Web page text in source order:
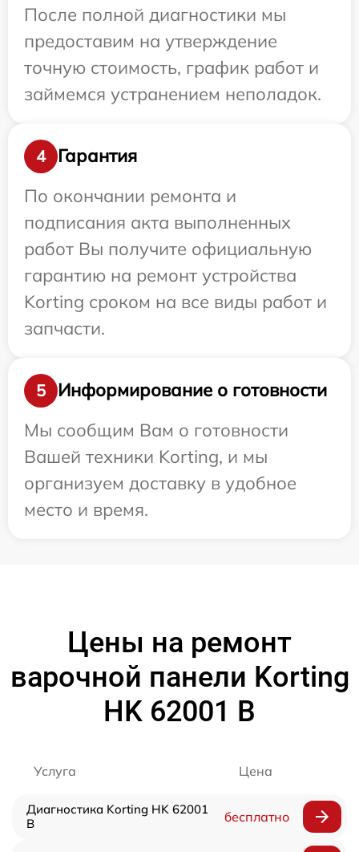
После полной диагностики мы
предоставим на утверждение
точную стоимость, график работ и
займемся устранением неполадок.
4
Гарантия
По окончании ремонта и
подписания акта выполненных
работ Вы получите официальную
гарантию на ремонт устройства
Korting сроком на все виды работ и
запчасти.
5
Информирование о готовности
Мы сообщим Вам о готовности
Вашей техники Korting, и мы
организуем доставку в удобное
место и время.
Цены на ремонт
варочной панели Korting
HK 62001 B
Услуга Цена
Диагностика Korting HK 62001
B
бесплатно